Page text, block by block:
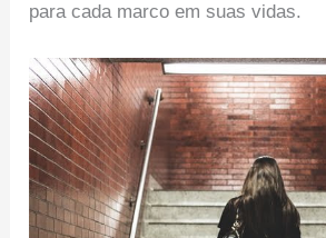
para cada marco em suas vidas.